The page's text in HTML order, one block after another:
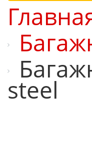
steel